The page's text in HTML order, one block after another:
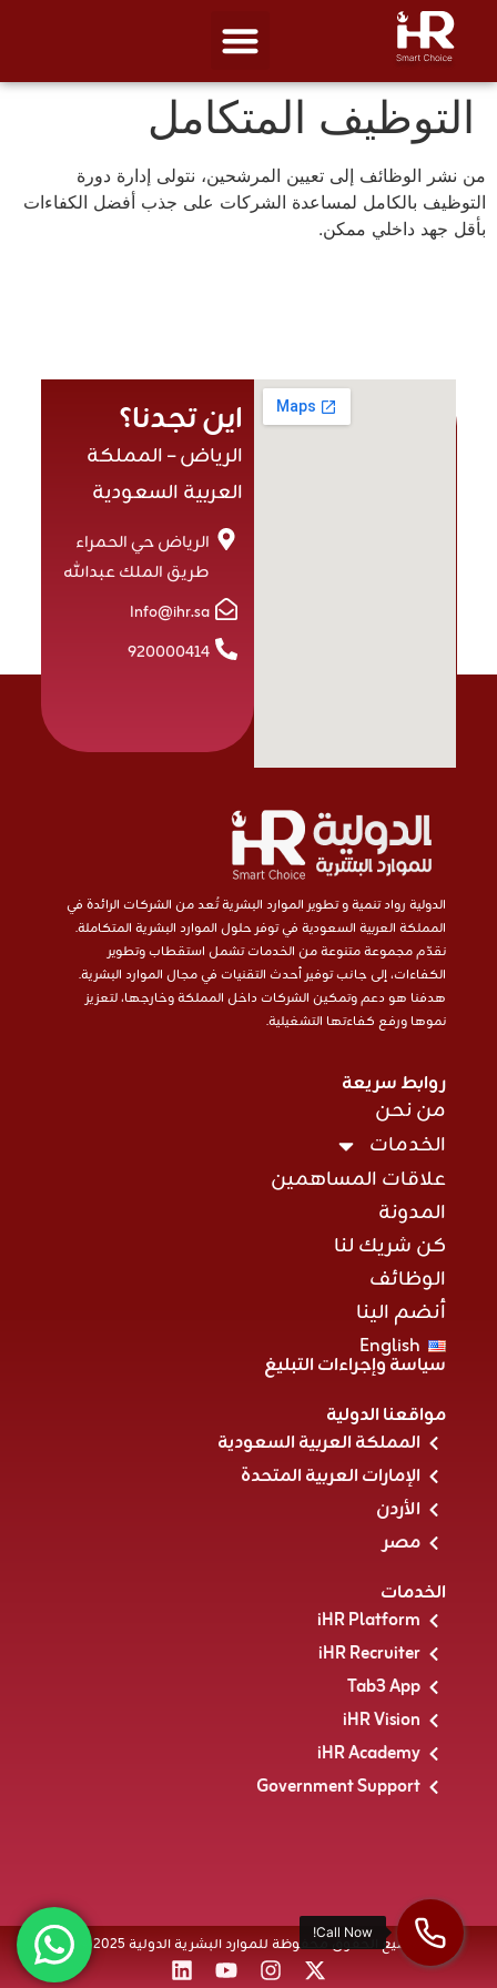
التوظيف المتكامل
من نشر الوظائف إلى تعيين المرشحين، نتولى إدارة دورة
التوظيف بالكامل لمساعدة الشركات على جذب أفضل الكفاءات
بأقل جهد داخلي ممكن.
اين تجدنا؟
الرياض – المملكة
العربية السعودية
الرياض حي الحمراء
طريق الملك عبدالله
Info@ihr.sa
920000414
الدولية رواد تنمية و تطوير الموارد البشرية تُعد من الشركات الرائدة في
المملكة العربية السعودية في توفر حلول الموارد البشرية المتكاملة.
نقدّم مجموعة متنوعة من الخدمات تشمل استقطاب وتطوير
الكفاءات، إلى جانب توفير أحدث التقنيات في مجال الموارد البشرية.
هدفنا هو دعم وتمكين الشركات داخل المملكة وخارجها، لتعزيز
نموها ورفع كفاءتها التشغيلية.
روابط سريعة
من نحن
الخدمات
علاقات المساهمين
المدونة
كن شريك لنا
الوظائف
أنضم الينا
English
سياسة وإجراءات التبليغ
مواقعنا الدولية
المملكة العربية السعودية
الإمارات العربية المتحدة
الأردن
مصر
الخدمات
iHR Platform
iHR Recruiter
Tab3 App
iHR Vision
iHR Academy
Government Support
جميع الحقوق محفوظة للموارد البشرية الدولية 2025 ®